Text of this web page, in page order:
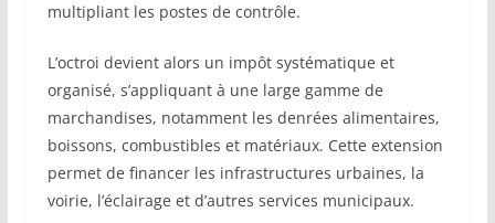
multipliant les postes de contrôle.
L’octroi devient alors un impôt systématique et
organisé, s’appliquant à une large gamme de
marchandises, notamment les denrées alimentaires,
boissons, combustibles et matériaux. Cette extension
permet de financer les infrastructures urbaines, la
voirie, l’éclairage et d’autres services municipaux.